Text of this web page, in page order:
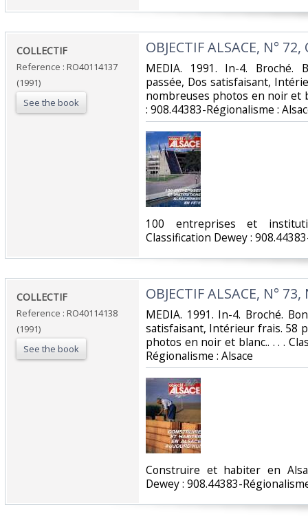
‎COLLECTIF‎
Reference : RO40114137
(1991)
See the book
‎OBJECTIF ALSACE, N°
‎MEDIA. 1991. In-4. Broché.
passée, Dos satisfaisant,
nombreuses photos en noir et
: 908.44383-Régionalisme :
‎100 entreprises et
Classification Dewey :
‎COLLECTIF‎
Reference : RO40114138
(1991)
See the book
‎OBJECTIF ALSACE, N°
‎MEDIA. 1991. In-4. Broché.
satisfaisant, Intérieur frais. 58
photos en noir et blanc.. . . .
Régionalisme : Alsace‎
‎Construire et habiter en
Dewey : 908.44383-